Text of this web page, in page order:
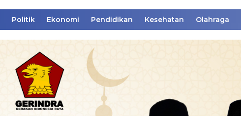
Politik Ekonomi Pendidikan Kesehatan Olahraga